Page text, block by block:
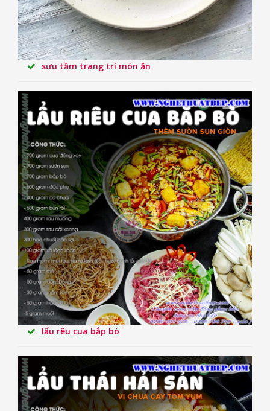
sưu tầm trang trí món ăn
lẩu rêu cua bắp bò